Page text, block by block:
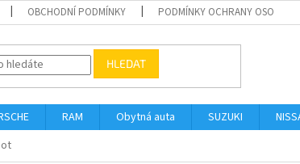
OBCHODNÍ PODMÍNKY PODMÍNKY OCHRANY OSOBNÍCH
HLEDAT
RAM Obytná auta SUZUKI